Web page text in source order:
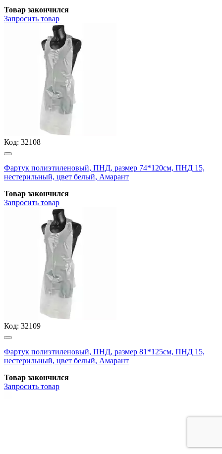
Товар закончился
Запросить товар
Код: 32108
Фартук полиэтиленовый, ПНД, размер 74*120см, ПНД 15,
нестерильный, цвет белый, Амарант
Товар закончился
Запросить товар
Код: 32109
Фартук полиэтиленовый, ПНД, размер 81*125см, ПНД 15,
нестерильный, цвет белый, Амарант
Товар закончился
Запросить товар